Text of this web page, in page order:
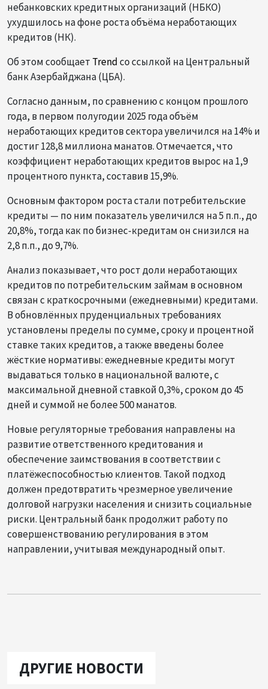
небанковских кредитных организаций (НБКО)
ухудшилось на фоне роста объёма неработающих
кредитов (НК).
Об этом сообщает Trendсо ссылкой на Центральный
банк Азербайджана (ЦБА).
Согласно данным, по сравнению с концом прошлого
года, в первом полугодии 2025 года объём
неработающих кредитов сектора увеличился на 14% и
достиг 128,8 миллиона манатов. Отмечается, что
коэффициент неработающих кредитов вырос на 1,9
процентного пункта, составив 15,9%.
Основным фактором роста стали потребительские
кредиты — по ним показатель увеличился на 5 п.п., до
20,8%, тогда как по бизнес-кредитам он снизился на
2,8 п.п., до 9,7%.
Анализ показывает, что рост доли неработающих
кредитов по потребительским займам в основном
связан с краткосрочными (ежедневными) кредитами.
В обновлённых пруденциальных требованиях
установлены пределы по сумме, сроку и процентной
ставке таких кредитов, а также введены более
жёсткие нормативы: ежедневные кредиты могут
выдаваться только в национальной валюте, с
максимальной дневной ставкой 0,3%, сроком до 45
дней и суммой не более 500 манатов.
Новые регуляторные требования направлены на
развитие ответственного кредитования и
обеспечение заимствования в соответствии с
платёжеспособностью клиентов. Такой подход
должен предотвратить чрезмерное увеличение
долговой нагрузки населения и снизить социальные
риски. Центральный банк продолжит работу по
совершенствованию регулирования в этом
направлении, учитывая международный опыт.
ДРУГИЕ НОВОСТИ